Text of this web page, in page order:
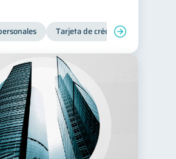
Tarjeta de crédito